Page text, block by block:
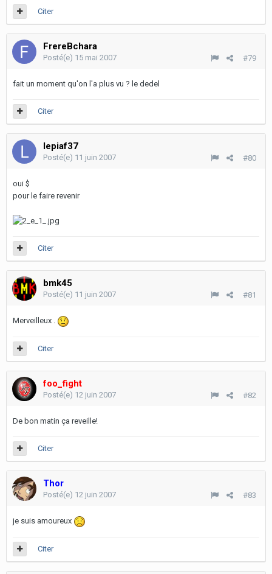
Citer
FrereBchara
#79
Posté(e) 15 mai 2007
fait un moment qu'on l'a plus vu ? le dedel
Citer
lepiaf37
#80
Posté(e) 11 juin 2007
oui $
pour le faire revenir
Citer
bmk45
#81
Posté(e) 11 juin 2007
Merveilleux .
Citer
foo_fight
#82
Posté(e) 12 juin 2007
De bon matin ça reveille!
Citer
Thor
#83
Posté(e) 12 juin 2007
je suis amoureux
Citer